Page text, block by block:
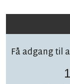
Få adgang til